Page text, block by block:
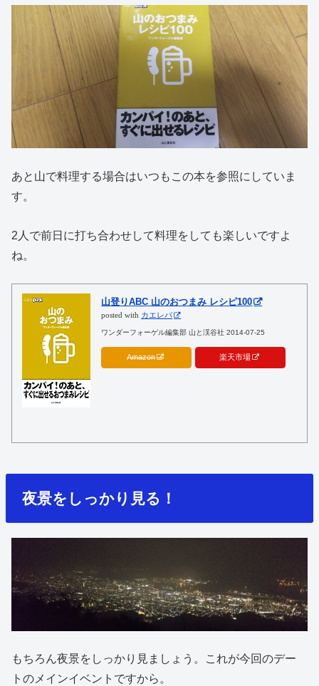
あと山で料理する場合はいつもこの本を参照にしていま
す。
2人で前日に打ち合わせして料理をしても楽しいですよ
ね。
山登りABC 山のおつまみ レシピ100
posted with カエレバ
ワンダーフォーゲル編集部 山と渓谷社 2014-07-25
Amazon 楽天市場
夜景をしっかり見る！
もちろん夜景をしっかり見ましょう。これが今回のデー
トのメインイベントですから。